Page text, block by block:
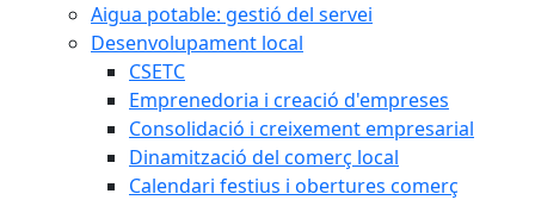
Aigua potable: gestió del servei
Desenvolupament local
CSETC
Emprenedoria i creació d'empreses
Consolidació i creixement empresarial
Dinamització del comerç local
Calendari festius i obertures comerç